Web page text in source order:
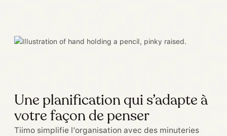
Une planification qui s’adapte à
votre façon de penser
Tiimo simplifie l’organisation avec des minuteries